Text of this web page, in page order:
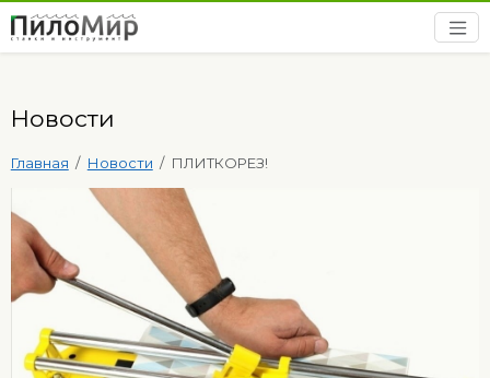
Новости
Главная Новости ПЛИТКОРЕЗ!